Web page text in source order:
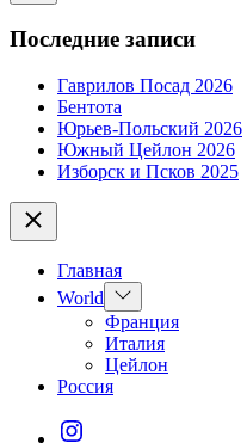
Последние записи
Гаврилов Посад 2026
Бентота
Юрьев-Польский 2026
Южный Цейлон 2026
Изборск и Псков 2025
Close
Главная
World
Show
sub
menu
Франция
Италия
Цейлон
Россия
Instagram*